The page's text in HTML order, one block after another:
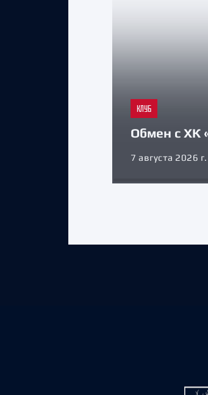
КЛУБ
Обмен с ХК
7 августа 2026 г.